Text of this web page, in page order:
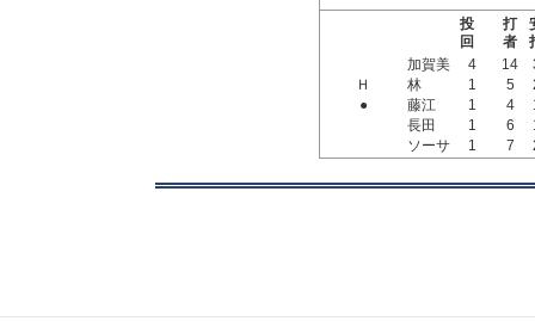
投
回
打
者
加賀美
4 14
Ｈ
林 1 5
●
藤江 1 4
長田
1 6
ソーサ
1 7